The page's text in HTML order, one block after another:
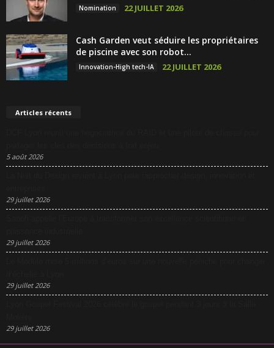
Nomination 22 JUILLET 2026
Cash Garden veut séduire les propriétaires
de piscine avec son robot...
Innovation-High tech-IA 22 JUILLET 2026
Articles récents
5 août 2026
29 juillet 2026
29 juillet 2026
29 juillet 2026
29 juillet 2026